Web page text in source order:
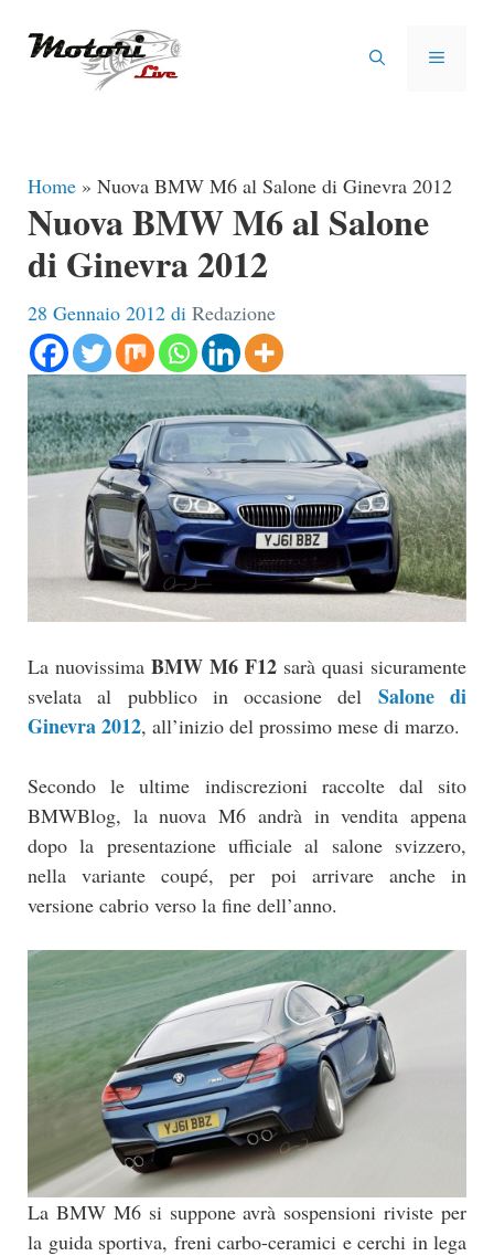
MENU
Home » Nuova BMW M6 al Salone di Ginevra 2012
Nuova BMW M6 al Salone
di Ginevra 2012
28 Gennaio 2012 di Redazione
La nuovissima BMW M6 F12 sarà quasi sicuramente
svelata al pubblico in occasione del Salone di
Ginevra 2012, all’inizio del prossimo mese di marzo.
Secondo le ultime indiscrezioni raccolte dal sito
BMWBlog, la nuova M6 andrà in vendita appena
dopo la presentazione ufficiale al salone svizzero,
nella variante coupé, per poi arrivare anche in
versione cabrio verso la fine dell’anno.
La BMW M6 si suppone avrà sospensioni riviste per
la guida sportiva, freni carbo-ceramici e cerchi in lega